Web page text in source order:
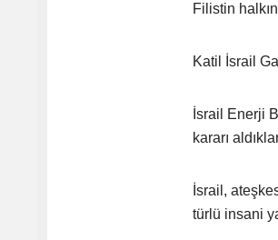
Filistin
Katil İsrail
İsrail Enerji
kararı
İsrail,
türlü insani